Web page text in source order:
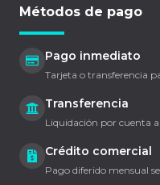
Métodos de pago
Pago inmediato
Tarjeta o transferencia
Transferencia
Liquidación por cuenta
Crédito comercial
Pago diferido mensual